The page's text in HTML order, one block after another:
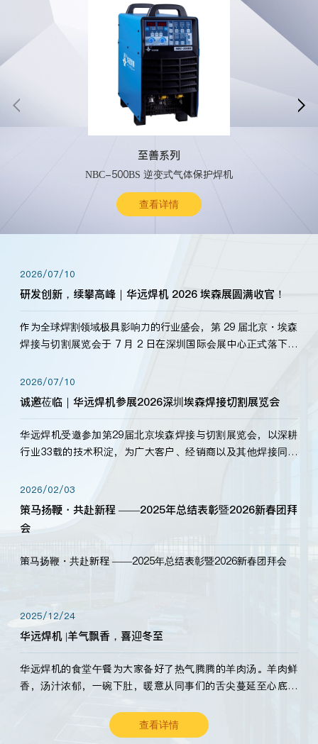
至善系列
NBC-500BS 逆变式气体保护焊机
查看详情
 
2026/07/10
研发创新，续攀高峰｜华远焊机 2026 埃森展圆满收官！
作为全球焊割领域极具影响力的行业盛会，第 29 届北京・埃森
焊接与切割展览会于 7 月 2 日在深圳国际会展中心正式落下帷
标准，持之以恒研发新产品、新技术。新老客户、行业伙伴、
海内外客户为目睹公司发布的新产…
2026/07/10
诚邀莅临｜华远焊机参展2026深圳埃森焊接切割展览会
华远焊机受邀参加第29届北京埃森焊接与切割展览会，以深耕
行业33载的技术积淀，为广大客户、经销商以及其他焊接同仁
2026/02/03
策马扬鞭・共赴新程 ——2025年总结表彰暨2026新春团拜
会
策马扬鞭・共赴新程 ——2025年总结表彰暨2026新春团拜会
2025/12/24
华远焊机 |羊气飘香，喜迎冬至
华远焊机的食堂午餐为大家备好了热气腾腾的羊肉汤。羊肉鲜
香，汤汁浓郁，一碗下肚，暖意从同事们的舌尖蔓延至心底。
查看详情